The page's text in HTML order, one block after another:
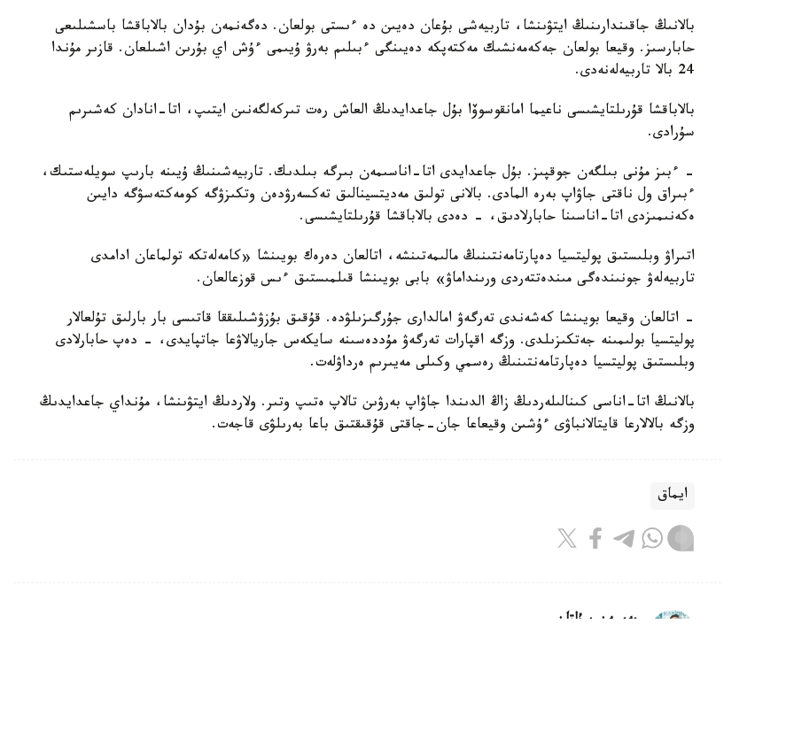
بالانىڭ جاقىندارىنىڭ ايتۋىنشا، تاربيەشى بۇعان دەيىن دە ءىستى بولعان. دەگەنمەن بۇدان بالاباقشا باسشىلىعى
حابارسىز. وقيعا بولعان جەكەمەنشىك مەكتەپكە دەيىنگى ءبىلىم بەرۋ ۇيىمى ءۇش اي بۇرىن اشىلعان. قازىر مۇندا
24 بالا تاربيەلەنەدى.
بالاباقشا قۇرىلتايشىسى ناعيما امانقوسوۆا بۇل جاعدايدىڭ العاش رەت تىركەلگەنىن ايتىپ، اتا-انادان كەشىرىم
سۇرادى.
- ءبىز مۇنى بىلگەن جوقپىز. بۇل جاعدايدى اتا-اناسىمەن بىرگە بىلدىك. تاربيەشىنىڭ ۇيىنە بارىپ سويلەستىك،
ءبىراق ول ناقتى جاۋاپ بەرە المادى. بالانى تولىق مەديتسينالىق تەكسەرۋدەن وتكىزۋگە كومەكتەسۋگە دايىن
ەكەنىمىزدى اتا-اناسىنا حابارلادىق، - دەدى بالاباقشا قۇرىلتايشىسى.
اتىراۋ وبلىستىق پوليتسيا دەپارتامەنتىنىڭ مالىمەتىنشە، اتالعان دەرەك بويىنشا «كامەلەتكە تولماعان ادامدى
تاربيەلەۋ جونىندەگى مىندەتتەردى ورىنداماۋ» بابى بويىنشا قىلمىستىق ءىس قوزعالعان.
- اتالعان وقيعا بويىنشا كەشەندى تەرگەۋ امالدارى جۇرگىزىلۋدە. قۇقىق بۇزۋشىلىققا قاتىسى بار بارلىق تۇلعالار
پوليتسيا بولىمىنە جەتكىزىلدى. وزگە اقپارات تەرگەۋ مۇددەسىنە سايكەس جاريالاۋعا جاتپايدى، - دەپ حابارلادى
وبلىستىق پوليتسيا دەپارتامەنتىنىڭ رەسمي وكىلى مەيىرىم ەرداۋلەت.
بالانىڭ اتا-اناسى كىنالىلەردىڭ زاڭ الدىندا جاۋاپ بەرۋىن تالاپ ەتىپ وتىر. ولاردىڭ ايتۋىنشا، مۇنداي جاعدايدىڭ
وزگە بالالارعا قايتالانباۋى ءۇشىن وقيعاعا جان-جاقتى قۇقىقتىق باعا بەرىلۋى قاجەت.
ايماق
بەيسەن سۇلتان